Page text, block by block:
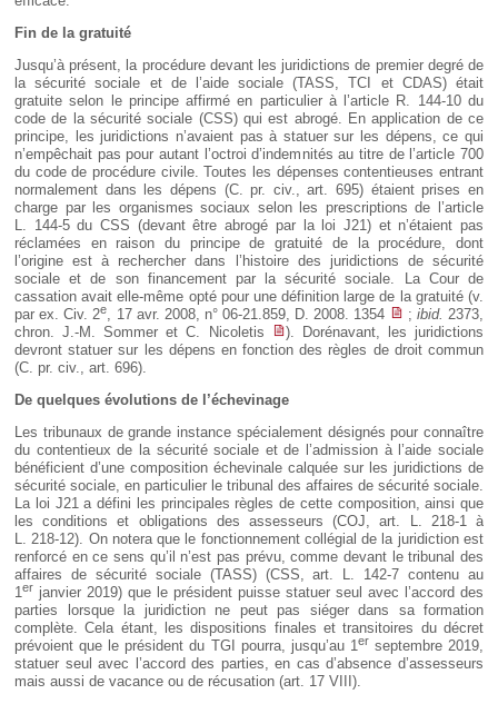
Fin de la gratuité
Jusqu’à présent, la procédure devant les juridictions de premier degré de
la sécurité sociale et de l’aide sociale (TASS, TCI et CDAS) était
gratuite selon le principe affirmé en particulier à l’article R. 144-10 du
code de la sécurité sociale (CSS) qui est abrogé. En application de ce
principe, les juridictions n’avaient pas à statuer sur les dépens, ce qui
n’empêchait pas pour autant l’octroi d’indemnités au titre de l’article 700
du code de procédure civile. Toutes les dépenses contentieuses entrant
normalement dans les dépens (C. pr. civ., art. 695) étaient prises en
charge par les organismes sociaux selon les prescriptions de l’article
L. 144-5 du CSS (devant être abrogé par la loi J21) et n’étaient pas
réclamées en raison du principe de gratuité de la procédure, dont
l’origine est à rechercher dans l’histoire des juridictions de sécurité
sociale et de son financement par la sécurité sociale. La Cour de
cassation avait elle-même opté pour une définition large de la gratuité (v.
par ex. Civ. 2e, 17 avr. 2008, n° 06-21.859, D. 2008. 1354 ; ibid. 2373,
chron. J.-M. Sommer et C. Nicoletis
). Dorénavant, les juridictions
devront statuer sur les dépens en fonction des règles de droit commun
(C. pr. civ., art. 696).
De quelques évolutions de l’échevinage
Les tribunaux de grande instance spécialement désignés pour connaître
du contentieux de la sécurité sociale et de l’admission à l’aide sociale
bénéficient d’une composition échevinale calquée sur les juridictions de
sécurité sociale, en particulier le tribunal des affaires de sécurité sociale.
La loi J21 a défini les principales règles de cette composition, ainsi que
les conditions et obligations des assesseurs (COJ, art. L. 218-1 à
L. 218-12). On notera que le fonctionnement collégial de la juridiction est
renforcé en ce sens qu’il n’est pas prévu, comme devant le tribunal des
affaires de sécurité sociale (TASS) (CSS, art. L. 142-7 contenu au
1er janvier 2019) que le président puisse statuer seul avec l’accord des
parties lorsque la juridiction ne peut pas siéger dans sa formation
complète. Cela étant, les dispositions finales et transitoires du décret
prévoient que le président du TGI pourra, jusqu’au 1er septembre 2019,
statuer seul avec l’accord des parties, en cas d’absence d’assesseurs
mais aussi de vacance ou de récusation (art. 17 VIII).